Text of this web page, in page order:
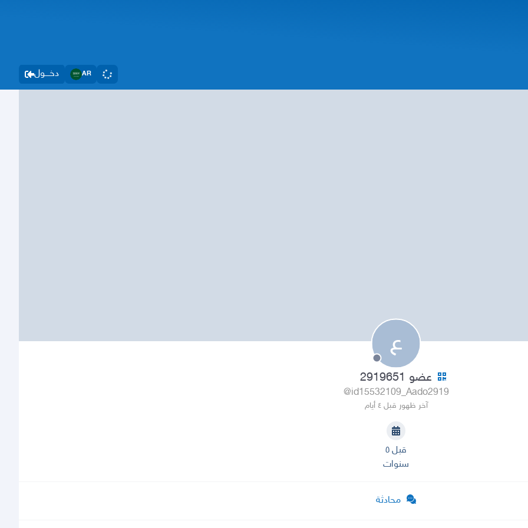
دخــــول AR
ع
عضو 2919651
@id15532109_Aado2919
آخر ظهور قبل ٤ أيام
قبل ٥
سنوات
محادثة